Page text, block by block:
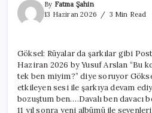
By Fatma Şahin
13 Haziran 2026
3 Min Read
Göksel: Rüyalar da şarkılar gibi
Haziran 2026 by Yusuf Arslan “Bu
tek ben miyim?” diye soruyor
etkileyen sesi ile şarkıya devam
bozuştum ben….Davalı ben davacı
11 yıl sonra yeni albümü ile